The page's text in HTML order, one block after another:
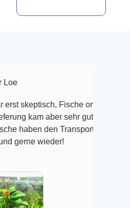
Fische online zu bestellen!
sehr gut verpackt an und
Transport überlebt! Vielen